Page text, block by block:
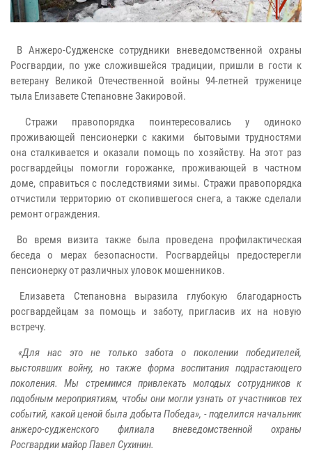
В Анжеро-Судженске сотрудники вневедомственной охраны
Росгвардии, по уже сложившейся традиции, пришли в гости к
ветерану Великой Отечественной войны 94-летней труженице
тыла Елизавете Степановне Закировой.
Стражи правопорядка поинтересовались у одиноко
проживающей пенсионерки с какими бытовыми трудностями
она сталкивается и оказали помощь по хозяйству. На этот раз
росгвардейцы помогли горожанке, проживающей в частном
доме, справиться с последствиями зимы. Стражи правопорядка
отчистили территорию от скопившегося снега, а также сделали
ремонт ограждения.
Во время визита также была проведена профилактическая
беседа о мерах безопасности. Росгвардейцы предостерегли
пенсионерку от различных уловок мошенников.
Елизавета Степановна выразила глубокую благодарность
росгвардейцам за помощь и заботу, пригласив их на новую
встречу.
«Для нас это не только забота о поколении победителей,
выстоявших войну, но также форма воспитания подрастающего
поколения. Мы стремимся привлекать молодых сотрудников к
подобным мероприятиям, чтобы они могли узнать от участников тех
событий, какой ценой была добыта Победа», - поделился начальник
анжеро-судженского филиала вневедомственной охраны
Росгвардии майор Павел Сухинин.